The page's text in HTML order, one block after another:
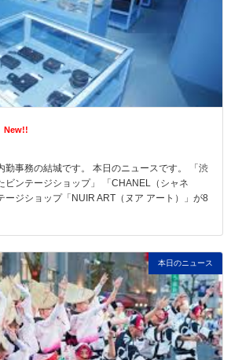
New!!
勤事務の結城です。 本日のニュースです。 「渋
ビンテージショップ」 「CHANEL（シャネ
ージショップ「NUIR ART（ヌア アート）」が8
本日のニュース